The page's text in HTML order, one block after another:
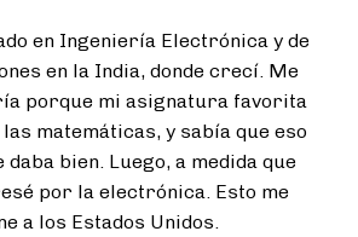
en Ingeniería Electrónica y de
en la India, donde crecí. Me
porque mi asignatura favorita
matemáticas, y sabía que eso
daba bien. Luego, a medida que
por la electrónica. Esto me
a los Estados Unidos.